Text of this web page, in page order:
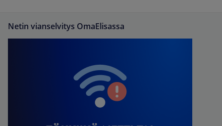
Netin vianselvitys OmaElisassa